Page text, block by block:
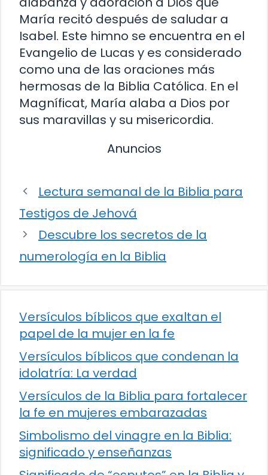
María recitó después de saludar a
Isabel. Este himno se encuentra en el
Evangelio de Lucas y es considerado
como una de las oraciones más
hermosas de la Biblia Católica. En el
Magníficat, María alaba a Dios por
sus maravillas y su misericordia.
Anuncios
Lectura semanal de la Biblia para
Testigos de Jehová
Descubre los secretos de la
numerología en la Biblia
Versículos bíblicos que exaltan el
papel de la mujer en la fe
Versículos bíblicos que condenan la
idolatría: La verdad
Versículos de la Biblia para fortalecer
la fe en mujeres embarazadas
Simbolismo del vinagre en la Biblia:
significado y enseñanzas